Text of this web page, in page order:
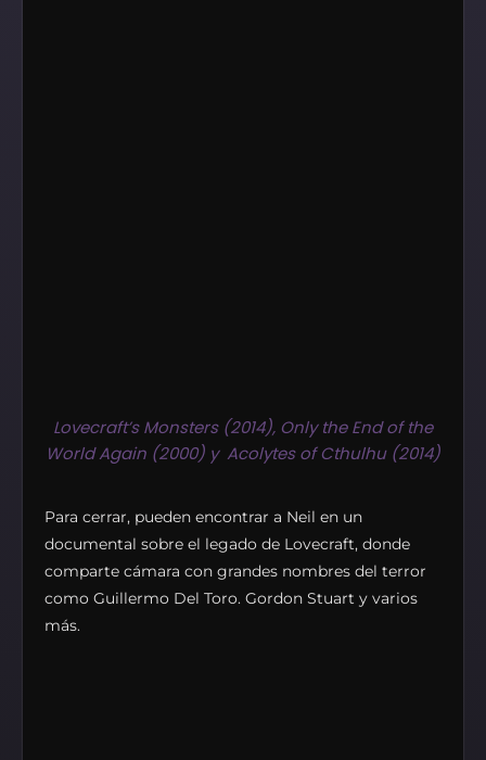
Lovecraft’s Monsters (2014), Only the End of the
World Again (2000) y Acolytes of Cthulhu (2014)
Para cerrar, pueden encontrar a Neil en un
documental sobre el legado de Lovecraft, donde
comparte cámara con grandes nombres del terror
como Guillermo Del Toro. Gordon Stuart y varios
más.